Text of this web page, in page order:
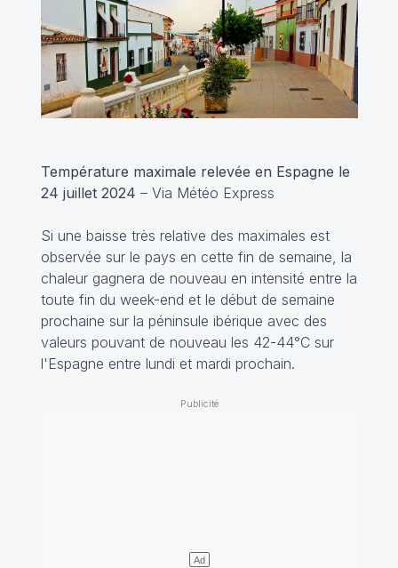
Température maximale relevée en Espagne le
24 juillet 2024 – Via Météo Express
Si une baisse très relative des maximales est
observée sur le pays en cette fin de semaine, la
chaleur gagnera de nouveau en intensité entre la
toute fin du week-end et le début de semaine
prochaine sur la péninsule ibérique avec des
valeurs pouvant de nouveau les 42-44°C sur
l'Espagne entre lundi et mardi prochain.